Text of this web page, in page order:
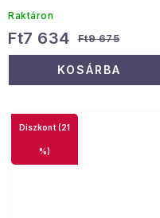
Raktáron
Ft7 634 Ft9 675
KOSÁRBA
(21
%)